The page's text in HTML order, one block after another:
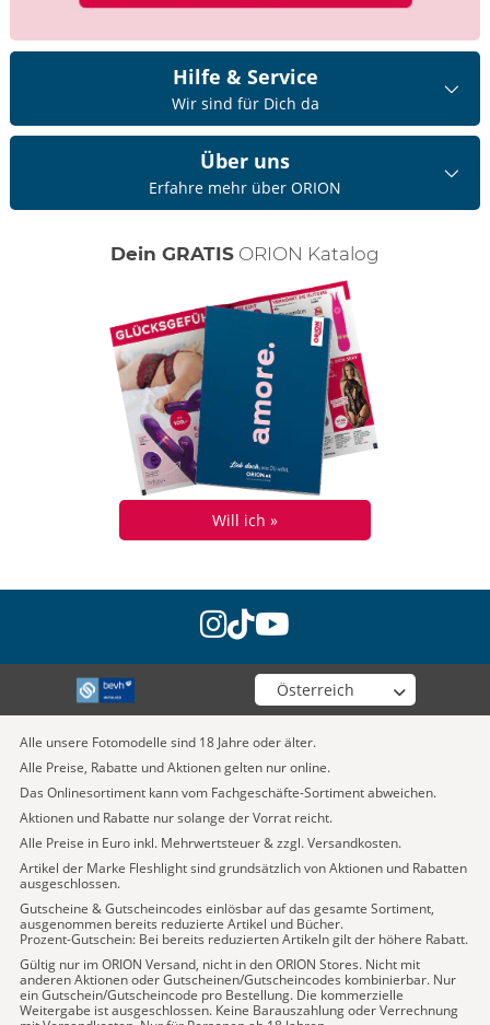
Hilfe & Service
Wir sind für Dich da
Über uns
Erfahre mehr über ORION
Dein GRATIS ORION Katalog
Will ich »
instagram
tiktok
youtube
Wähle deinen Shop
Alle unsere Fotomodelle sind 18 Jahre oder älter.
Alle Preise, Rabatte und Aktionen gelten nur online.
Das Onlinesortiment kann vom Fachgeschäfte-Sortiment abweichen.
Aktionen und Rabatte nur solange der Vorrat reicht.
Alle Preise in Euro inkl. Mehrwertsteuer & zzgl. Versandkosten.
Artikel der Marke Fleshlight sind grundsätzlich von Aktionen und Rabatten
ausgeschlossen.
Gutscheine & Gutscheincodes einlösbar auf das gesamte Sortiment,
ausgenommen bereits reduzierte Artikel und Bücher.
Prozent-Gutschein: Bei bereits reduzierten Artikeln gilt der höhere Rabatt.
Gültig nur im ORION Versand, nicht in den ORION Stores. Nicht mit
anderen Aktionen oder Gutscheinen/Gutscheincodes kombinierbar. Nur
ein Gutschein/Gutscheincode pro Bestellung. Die kommerzielle
Weitergabe ist ausgeschlossen. Keine Barauszahlung oder Verrechnung